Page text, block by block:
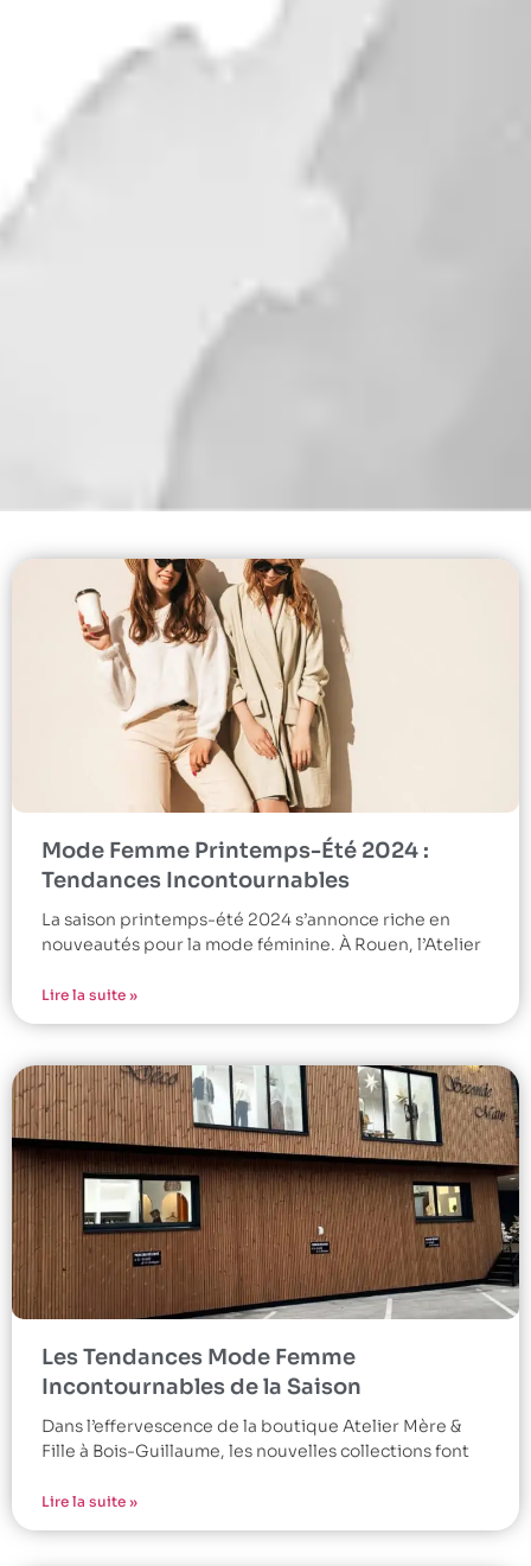
Mode Femme Printemps-Été 2024 :
Tendances Incontournables
La saison printemps-été 2024 s’annonce riche en
nouveautés pour la mode féminine. À Rouen, l’Atelier
Lire la suite »
Les Tendances Mode Femme
Incontournables de la Saison
Dans l’effervescence de la boutique Atelier Mère &
Fille à Bois-Guillaume, les nouvelles collections font
Lire la suite »